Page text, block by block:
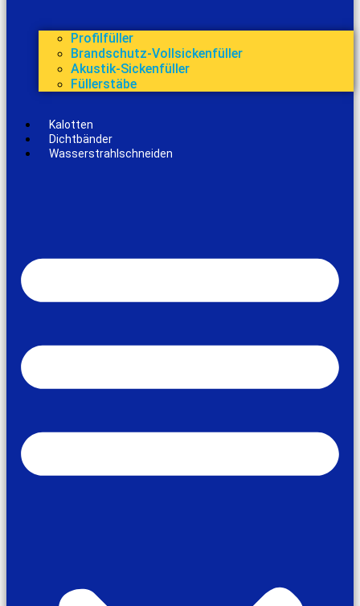
Profilfüller
Brandschutz-Vollsickenfüller
Akustik-Sickenfüller
Füllerstäbe
Kalotten
Dichtbänder
Wasserstrahlschneiden